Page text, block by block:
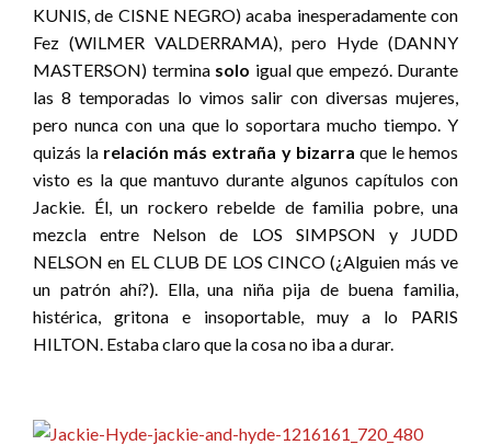
KUNIS, de CISNE NEGRO) acaba inesperadamente con
Fez (WILMER VALDERRAMA), pero Hyde (DANNY
MASTERSON) termina solo igual que empezó. Durante
las 8 temporadas lo vimos salir con diversas mujeres,
pero nunca con una que lo soportara mucho tiempo. Y
quizás la relación más extraña y bizarra que le hemos
visto es la que mantuvo durante algunos capítulos con
Jackie. Él, un rockero rebelde de familia pobre, una
mezcla entre Nelson de LOS SIMPSON y JUDD
NELSON en EL CLUB DE LOS CINCO (¿Alguien más ve
un patrón ahí?). Ella, una niña pija de buena familia,
histérica, gritona e insoportable, muy a lo PARIS
HILTON. Estaba claro que la cosa no iba a durar.